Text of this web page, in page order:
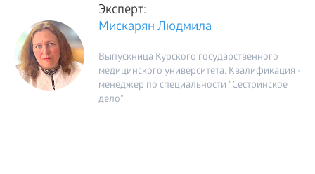
Эксперт:
Мискарян Людмила
Выпускница Курского государственного
медицинского университета. Квалификация -
менеджер по специальности "Сестринское
дело".